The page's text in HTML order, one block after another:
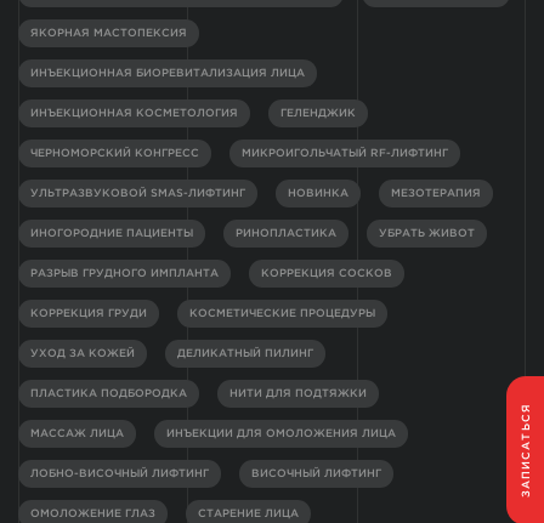
ЗАПИСАТЬСЯ
ЯКОРНАЯ МАСТОПЕКСИЯ
ИНЪЕКЦИОННАЯ БИОРЕВИТАЛИЗАЦИЯ ЛИЦА
ИНЪЕКЦИОННАЯ КОСМЕТОЛОГИЯ ГЕЛЕНДЖИК
ЧЕРНОМОРСКИЙ КОНГРЕСС МИКРОИГОЛЬЧАТЫЙ RF-ЛИФТИНГ
УЛЬТРАЗВУКОВОЙ SMAS-ЛИФТИНГ НОВИНКА МЕЗОТЕРАПИЯ
ИНОГОРОДНИЕ ПАЦИЕНТЫ РИНОПЛАСТИКА УБРАТЬ ЖИВОТ
РАЗРЫВ ГРУДНОГО ИМПЛАНТА КОРРЕКЦИЯ СОСКОВ
КОРРЕКЦИЯ ГРУДИ КОСМЕТИЧЕСКИЕ ПРОЦЕДУРЫ
УХОД ЗА КОЖЕЙ ДЕЛИКАТНЫЙ ПИЛИНГ
ПЛАСТИКА ПОДБОРОДКА НИТИ ДЛЯ ПОДТЯЖКИ
МАССАЖ ЛИЦА ИНЪЕКЦИИ ДЛЯ ОМОЛОЖЕНИЯ ЛИЦА
ЛОБНО-ВИСОЧНЫЙ ЛИФТИНГ ВИСОЧНЫЙ ЛИФТИНГ
ОМОЛОЖЕНИЕ ГЛАЗ СТАРЕНИЕ ЛИЦА